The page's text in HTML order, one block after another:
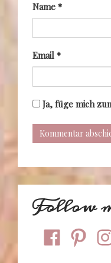
Name *
Email *
Ja, füge mich
Follow
facebookpinterest